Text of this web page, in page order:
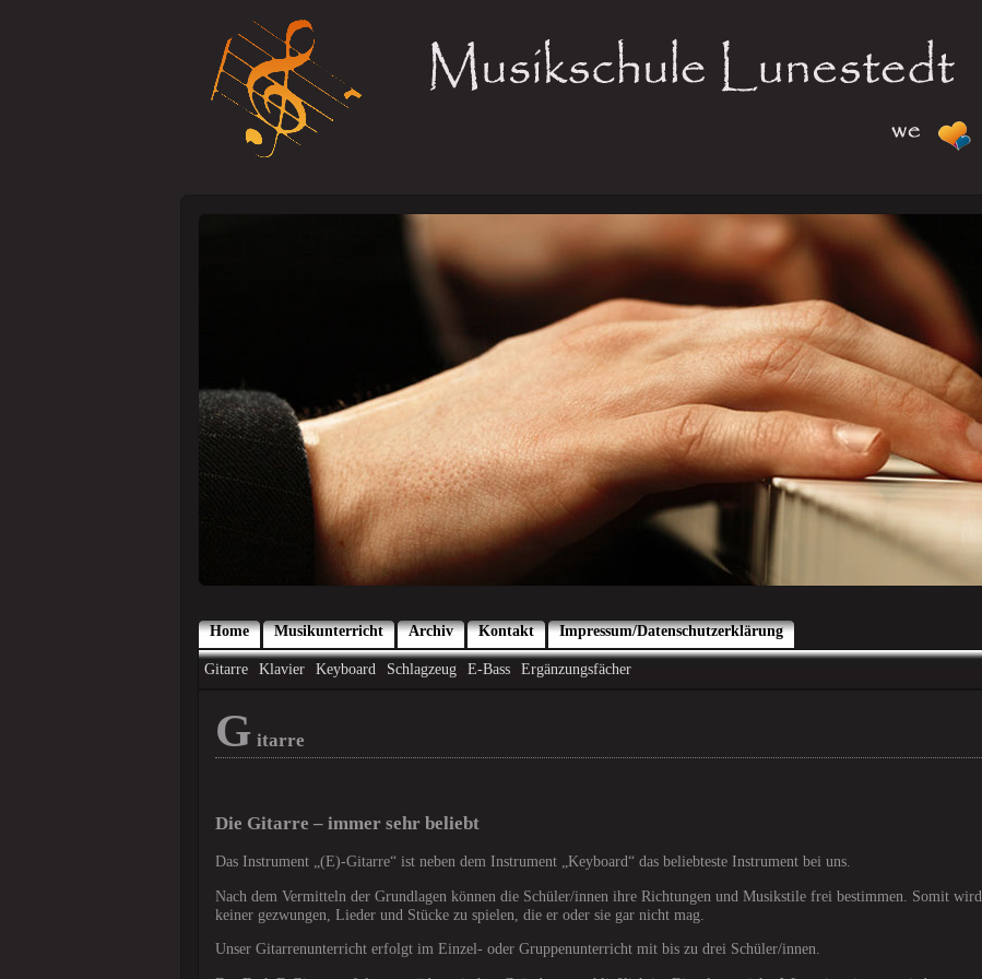
Home Musikunterricht Archiv Kontakt Impressum/Datenschutzerklärung
Gitarre Klavier Keyboard Schlagzeug E-Bass Ergänzungsfächer
G itarre
Die Gitarre – immer sehr beliebt
Das Instrument „(E)-Gitarre“ ist neben dem Instrument „Keyboard“ das beliebteste Instrument bei uns.
Nach dem Vermitteln der Grundlagen können die Schüler/innen ihre Richtungen und Musikstile frei bestimmen. Somit wird
keiner gezwungen, Lieder und Stücke zu spielen, die er oder sie gar nicht mag.
Unser Gitarrenunterricht erfolgt im Einzel- oder Gruppenunterricht mit bis zu drei Schüler/innen.